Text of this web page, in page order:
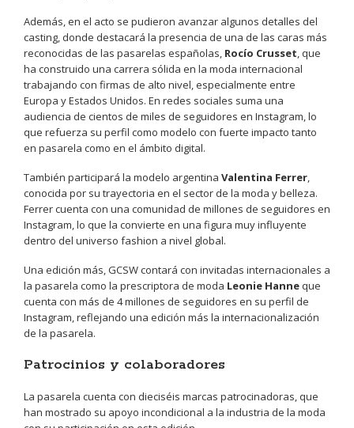
Además, en el acto se pudieron avanzar algunos detalles del
casting, donde destacará la presencia de una de las caras más
reconocidas de las pasarelas españolas, Rocío Crusset, que
ha construido una carrera sólida en la moda internacional
trabajando con firmas de alto nivel, especialmente entre
Europa y Estados Unidos. En redes sociales suma una
audiencia de cientos de miles de seguidores en Instagram, lo
que refuerza su perfil como modelo con fuerte impacto tanto
en pasarela como en el ámbito digital.
También participará la modelo argentina Valentina Ferrer,
conocida por su trayectoria en el sector de la moda y belleza.
Ferrer cuenta con una comunidad de millones de seguidores en
Instagram, lo que la convierte en una figura muy influyente
dentro del universo fashion a nivel global.
Una edición más, GCSW contará con invitadas internacionales a
la pasarela como la prescriptora de moda Leonie Hanneque
cuenta con más de 4 millones de seguidores en su perfil de
Instagram, reflejando una edición más la internacionalización
de la pasarela.
Patrocinios y colaboradores
La pasarela cuenta con dieciséis marcas patrocinadoras, que
han mostrado su apoyo incondicional a la industria de la moda